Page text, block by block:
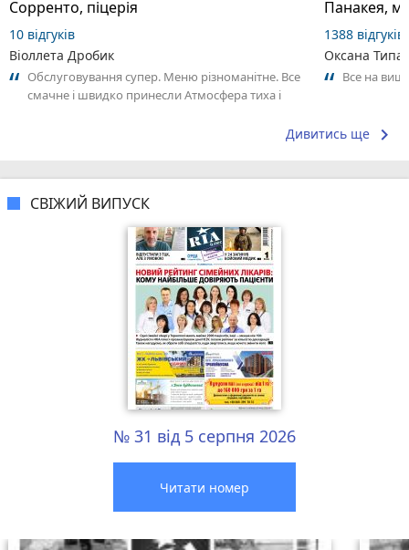
Сорренто, піцерія
10 відгуків
Віоллета Дробик
Обслуговування супер. Меню різноманітне. Все
смачне і швидко принесли Атмосфера тиха і
Панакея,
1388 відгуків
Оксана Типа
Все на
Дивитись ще keyboard_arrow_right
СВІЖИЙ ВИПУСК
№ 31 від 5 серпня 2026
Читати номер